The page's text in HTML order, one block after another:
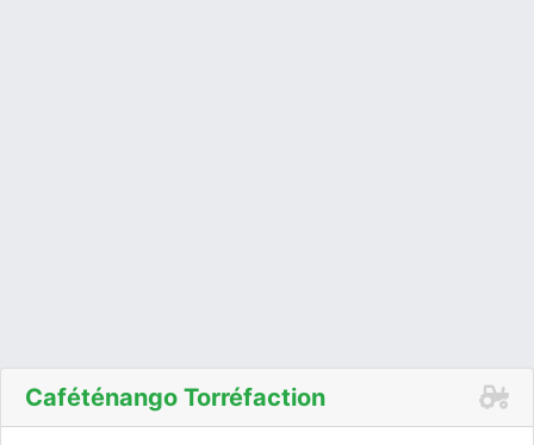
Caféténango Torréfaction